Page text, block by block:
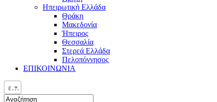
Ηπειρωτική Ελλάδα
Θράκη
Μακεδονία
Ήπειρος
Θεσσαλία
Στερεά Ελλάδα
Πελοπόννησος
ΕΠΙΚΟΙΝΩΝΙΑ
ελ